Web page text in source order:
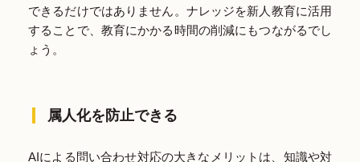
できるだけではありません。ナレッジを新人教育に活用
することで、教育にかかる時間の削減にもつながるでし
ょう。
属人化を防止できる
AIによる問い合わせ対応の大きなメリットは、知識や対